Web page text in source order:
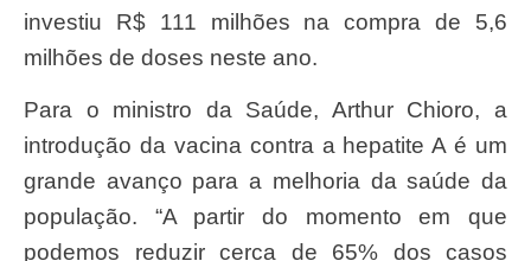
investiu R$ 111 milhões na compra de 5,6
milhões de doses neste ano.
Para o ministro da Saúde, Arthur Chioro, a
introdução da vacina contra a hepatite A é um
grande avanço para a melhoria da saúde da
população. “A partir do momento em que
podemos reduzir cerca de 65% dos casos